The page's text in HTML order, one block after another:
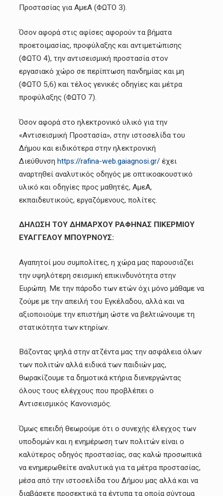
Προστασίας για ΑμεΑ (ΦΩΤΟ 3).
Όσον αφορά στις αφίσες αφορούν τα βήματα
προετοιμασίας, προφύλαξης και αντιμετώπισης
(ΦΩΤΟ 4), την αντισεισμική προστασία στον
εργασιακό χώρο σε περίπτωση πανδημίας και μη
(ΦΩΤΟ 5,6) και τέλος γενικές οδηγίες και μέτρα
προφύλαξης (ΦΩΤΟ 7).
Όσον αφορά στο ηλεκτρονικό υλικό για την
«Αντισεισμική Προστασία», στην ιστοσελίδα του
Δήμου και ειδικότερα στην ηλεκτρονική
Διεύθυνση https://rafina-web.gaiagnosi.gr/ έχει
αναρτηθεί αναλυτικός οδηγός με οπτικοακουστικό
υλικό και οδηγίες προς μαθητές, ΑμεΑ,
εκπαιδευτικούς, εργαζόμενους, πολίτες.
ΔΗΛΩΣΗ ΤΟΥ ΔΗΜΑΡΧΟΥ ΡΑΦΗΝΑΣ ΠΙΚΕΡΜΙΟΥ
ΕΥΑΓΓΕΛΟΥ ΜΠΟΥΡΝΟΥΣ:
Αγαπητοί μου συμπολίτες, η χώρα μας παρουσιάζει
την υψηλότερη σεισμική επικινδυνότητα στην
Ευρώπη. Με την πάροδο των ετών όχι μόνο μάθαμε να
ζούμε με την απειλή του Εγκέλαδου, αλλά και να
αξιοποιούμε την επιστήμη ώστε να βελτιώνουμε τη
στατικότητα των κτηρίων.
Βάζοντας ψηλά στην ατζέντα μας την ασφάλεια όλων
των πολιτών αλλά ειδικά των παιδιών μας,
θωρακίζουμε τα δημοτικά κτήρια διενεργώντας
όλους τους ελέγχους που προβλέπει ο
Αντισεισμικός Κανονισμός.
Όμως επειδή θεωρούμε ότι ο συνεχής έλεγχος των
υποδομών και η ενημέρωση των πολιτών είναι ο
καλύτερος οδηγός προστασίας, σας καλώ προσωπικά
να ενημερωθείτε αναλυτικά για τα μέτρα προστασίας,
μέσα από την ιστοσελίδα του Δήμου μας αλλά και να
διαβάσετε προσεκτικά τα έντυπα τα οποία σύντομα